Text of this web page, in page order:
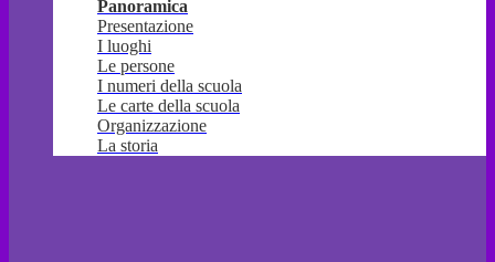
Panoramica
Presentazione
I luoghi
Le persone
I numeri della scuola
Le carte della scuola
Organizzazione
La storia